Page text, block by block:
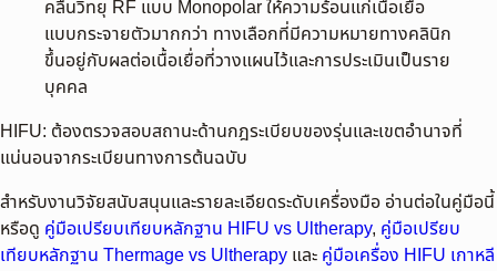
คลื่นวิทยุ RF แบบ Monopolar ให้ความร้อนแก่เนื้อเยื่อ
แบบกระจายตัวมากกว่า ทางเลือกที่มีความหมายทางคลินิก
ขึ้นอยู่กับผลต่อเนื้อเยื่อที่วางแผนไว้และการประเมินเป็นราย
บุคคล
HIFU: ต้องตรวจสอบสถานะด้านกฎระเบียบของรุ่นและเขตอำนาจที่
แน่นอนจากระเบียนทางการต้นฉบับ
สำหรับงานวิจัยสนับสนุนและรายละเอียดระดับเครื่องมือ อ่านต่อในคู่มือนี้
หรือดู คู่มือเปรียบเทียบหลักฐาน HIFU vs Ultherapy, คู่มือเปรียบ
เทียบหลักฐาน Thermage vs Ultherapy และ คู่มือเครื่อง HIFU เกาหลี